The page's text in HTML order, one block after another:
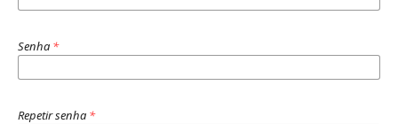
Senha *
Repetir senha *